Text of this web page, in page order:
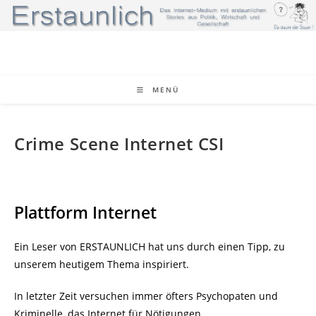
Zum
Inhalt
MENÜ
Crime Scene Internet CSI
Plattform Internet
Ein Leser von ERSTAUNLICH hat uns durch einen Tipp, zu
unserem heutigem Thema inspiriert.
In letzter Zeit versuchen immer öfters Psychopaten und